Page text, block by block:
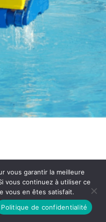
de Confidentialité
vous garantir la meilleure
vous continuez à utiliser ce
vous en êtes satisfait.
Politique de confidentialité